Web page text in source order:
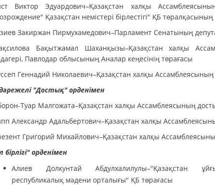
Виктор Эдуардович–Қазақстан халқы
Қазақстан немістері бірлестігі" ҚБ төралқасының
Закиржан Пирмухамедович–Парламент Сенатының
Бақытжамал Шаханқызы–Қазақстан халқы
Павлодар облысының Аналар кеңесінің төрағасы
Геннадий Николаевич–Қазақстан халқы Ассамблеясының
дәрежелі "Достық" орденімен
Туар Малгожата–Қазақстан халқы Ассамблеясының
Александр Адальбертович–Қазақстан халқы
Григорий Михайлович–Қазақстан халқы
бірлігі" орденімен
Алиев Долкунтай Абдулхалилулы–"Қазақстан
республикалық мәдени орталығы" ҚБ төрағасы